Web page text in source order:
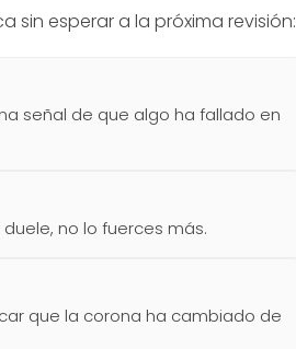
sin esperar a la próxima revisión:
señal de que algo ha fallado en
no lo fuerces más.
que la corona ha cambiado de